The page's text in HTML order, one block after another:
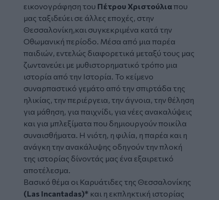
εικονογράφηση του Πέτρου Χριστούλιαπου
μας ταξιδεύει σε άλλες εποχές, στην
Θεσσαλονίκη,και συγκεκριμένα κατά την
Οθωμανική περίοδο. Μέσα από μια παρέα
παιδιών, εντελώς διαφορετικά μεταξύ τους μας
ζωντανεύει με μυθιστορηματικό τρόπο μια
ιστορία από την Ιστορία. Το κείμενο
συναρπαστικό γεμάτο από την σπιρτάδα της
ηλικίας, την περιέργεια, την άγνοια, την θέληση
για μάθηση, για παιχνίδι, για νέες ανακαλύψεις
και για μπλεξίματα που δημιουργούν ποικίλα
συναισθήματα. Η νιότη, η φιλία, η παρέα και η
ανάγκη την ανακάλυψης οδηγούν την πλοκή
της ιστορίας δίνοντάς μας ένα εξαιρετικό
αποτέλεσμα.
Βασικό θέμα οι Καρυάτιδες της Θεσσαλονίκης
(Las Incantadas)* και η εκπληκτική ιστορίας